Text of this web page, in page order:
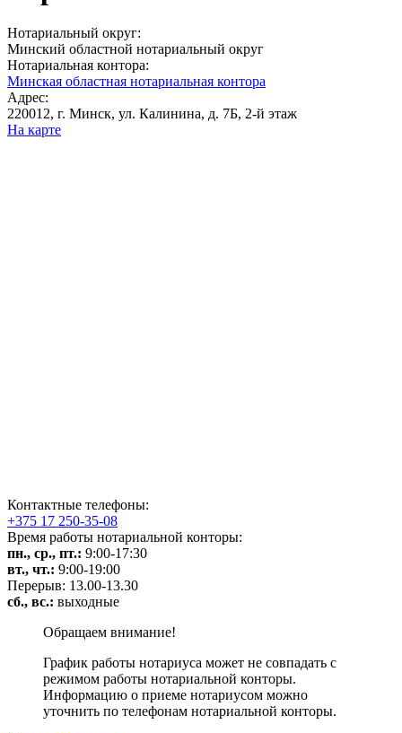
Нотариальный округ:
Минский областной нотариальный округ
Нотариальная контора:
Минская областная нотариальная контора
Адрес:
220012, г. Минск, ул. Калинина, д. 7Б, 2-й этаж
На карте
Контактные телефоны:
+375 17 250-35-08
Время работы нотариальной конторы:
пн., ср., пт.: 9:00-17:30
вт., чт.: 9:00-19:00
Перерыв: 13.00-13.30
сб., вс.: выходные
Обращаем внимание!
График работы нотариуса может не совпадать с
режимом работы нотариальной конторы.
Информацию о приеме нотариусом можно
уточнить по телефонам нотариальной конторы.